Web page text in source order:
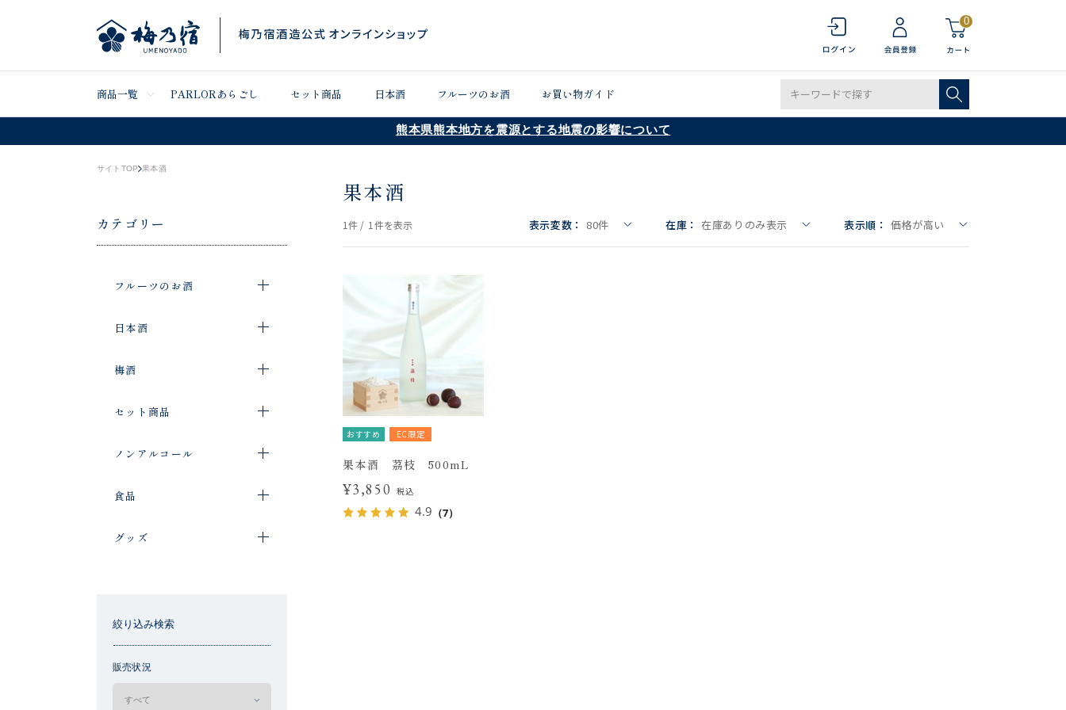
0
商品一覧 PARLORあらごし セット商品 日本酒 フルーツのお酒 お買い物ガイド
熊本県熊本地方を震源とする地震の影響について
サイトTOP 果本酒
カテゴリー
フルーツのお酒
日本酒
梅酒
セット商品
ノンアルコール
食品
グッズ
絞り込み検索
販売状況
果本酒
1件 / 1件を表示 表示変数： 80件 在庫： 在庫ありのみ表示 表示順： 価格が高い
おすすめ EC限定
果本酒 茘枝 500mL
¥3,850 税込
4.9 （7）